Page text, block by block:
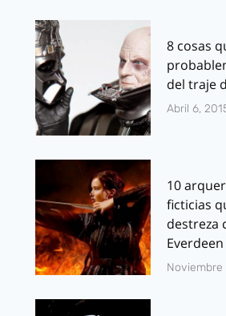
8 cosas
del traje
Abril 6,
10
ficticias
destreza
Everdeen
Noviembre